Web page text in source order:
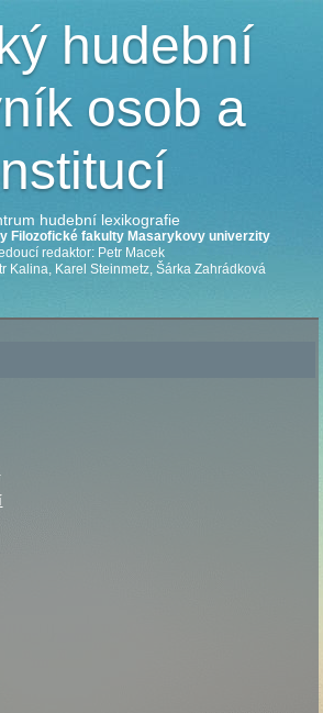
hudební
osob a
hudební lexikografie
Filozofické fakulty Masarykovy univerzity
redaktor: Petr Macek
Kalina, Karel Steinmetz, Šárka Zahrádková